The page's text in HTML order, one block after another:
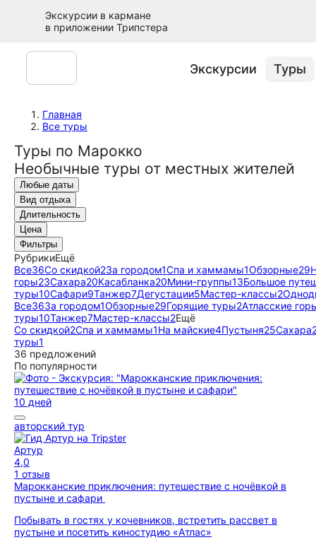
Экскурсии в кармане
в приложении Трипстера
Экскурсии Туры
Главная
Все туры
Туры по Марокко
Необычные туры от местных жителей
Любые даты
Вид отдыха
Длительность
Цена
Фильтры
РубрикиЕщё
Все36Со скидкой2За городом1Спа и хаммамы1Обзорные29
горы23Сахара20Касабланка20Мини-группы13Большое
туры10Сафари9Танжер7Дегустации5Мастер-классы2
Все36За городом1Обзорные29Горящие туры2Атласские
туры10Танжер7Мастер-классы2Ещё
Со скидкой2Спа и хаммамы1На майские4Пустыня25Сахара
туры1
36 предложений
По популярности
10 дней
авторский тур
Артур
4,0
1 отзыв
Марокканские приключения: путешествие с ночёвкой в
пустыне и сафари
Побывать в гостях у кочевников, встретить рассвет в
пустыне и посетить киностудию «Атлас»